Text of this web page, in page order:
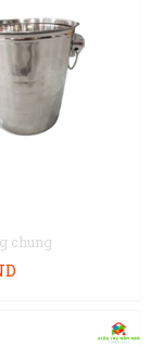
chung